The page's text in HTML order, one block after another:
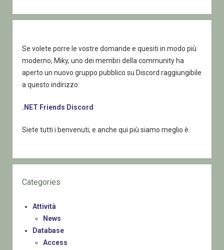
Se volete porre le vostre domande e quesiti in modo più
moderno, Miky, uno dei membri della community ha
aperto un nuovo gruppo pubblico su Discord raggiungibile
a questo indirizzo:
.NET Friends Discord
Siete tutti i benvenuti, e anche qui più siamo meglio è.
Categories
Attività
News
Database
Access